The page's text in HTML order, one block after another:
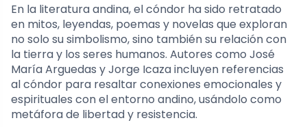
En la literatura andina, el cóndor ha sido retratado
en mitos, leyendas, poemas y novelas que exploran
no solo su simbolismo, sino también su relación con
la tierra y los seres humanos. Autores como José
María Arguedas y Jorge Icaza incluyen referencias
al cóndor para resaltar conexiones emocionales y
espirituales con el entorno andino, usándolo como
metáfora de libertad y resistencia.